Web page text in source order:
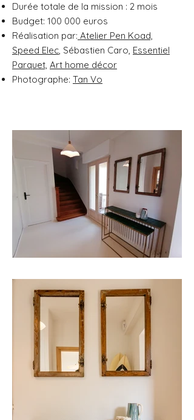
Durée totale de la mission : 2 mois
Budget: 100 000 euros
Réalisation par: Atelier Pen Koad,
Speed Elec, Sébastien Caro, Essentiel
Parquet, Art home décor
Photographe: Tan Vo